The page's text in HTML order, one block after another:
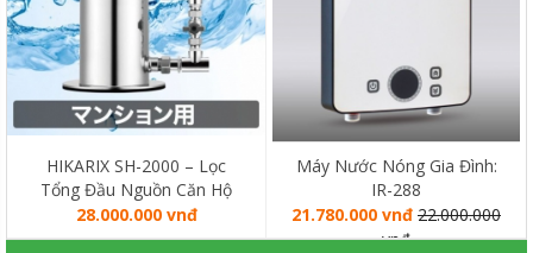
HIKARIX SH-2000 – Lọc
Tổng Đầu Nguồn Căn Hộ
Chung Cư
28.000.000 vnđ
Máy Nước Nóng Gia Đình:
IR-288
21.780.000 vnđ 22.000.000
vnđ